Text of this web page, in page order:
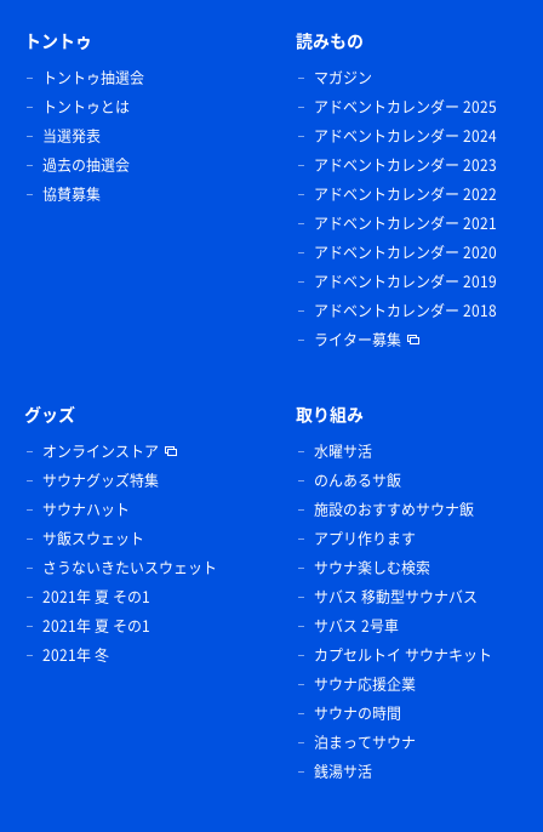
トントゥ
トントゥ抽選会
トントゥとは
当選発表
過去の抽選会
協賛募集
読みもの
マガジン
アドベントカレンダー 2025
アドベントカレンダー 2024
アドベントカレンダー 2023
アドベントカレンダー 2022
アドベントカレンダー 2021
アドベントカレンダー 2020
アドベントカレンダー 2019
アドベントカレンダー 2018
ライター募集
グッズ
オンラインストア
サウナグッズ特集
サウナハット
サ飯スウェット
さうないきたいスウェット
2021年 夏 その1
2021年 夏 その1
2021年 冬
取り組み
水曜サ活
のんあるサ飯
施設のおすすめサウナ飯
アプリ作ります
サウナ楽しむ検索
サバス 移動型サウナバス
サバス 2号車
カプセルトイ サウナキット
サウナ応援企業
サウナの時間
泊まってサウナ
銭湯サ活